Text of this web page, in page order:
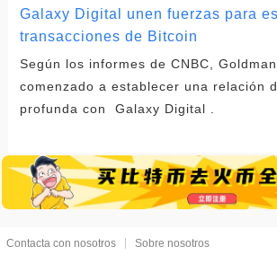
Galaxy Digital unen fuerzas para
transacciones de Bitcoin
Según los informes de CNBC,
comenzado a establecer una relación
profunda con Galaxy Digital .
Contacta con nosotros Sobre nosotros